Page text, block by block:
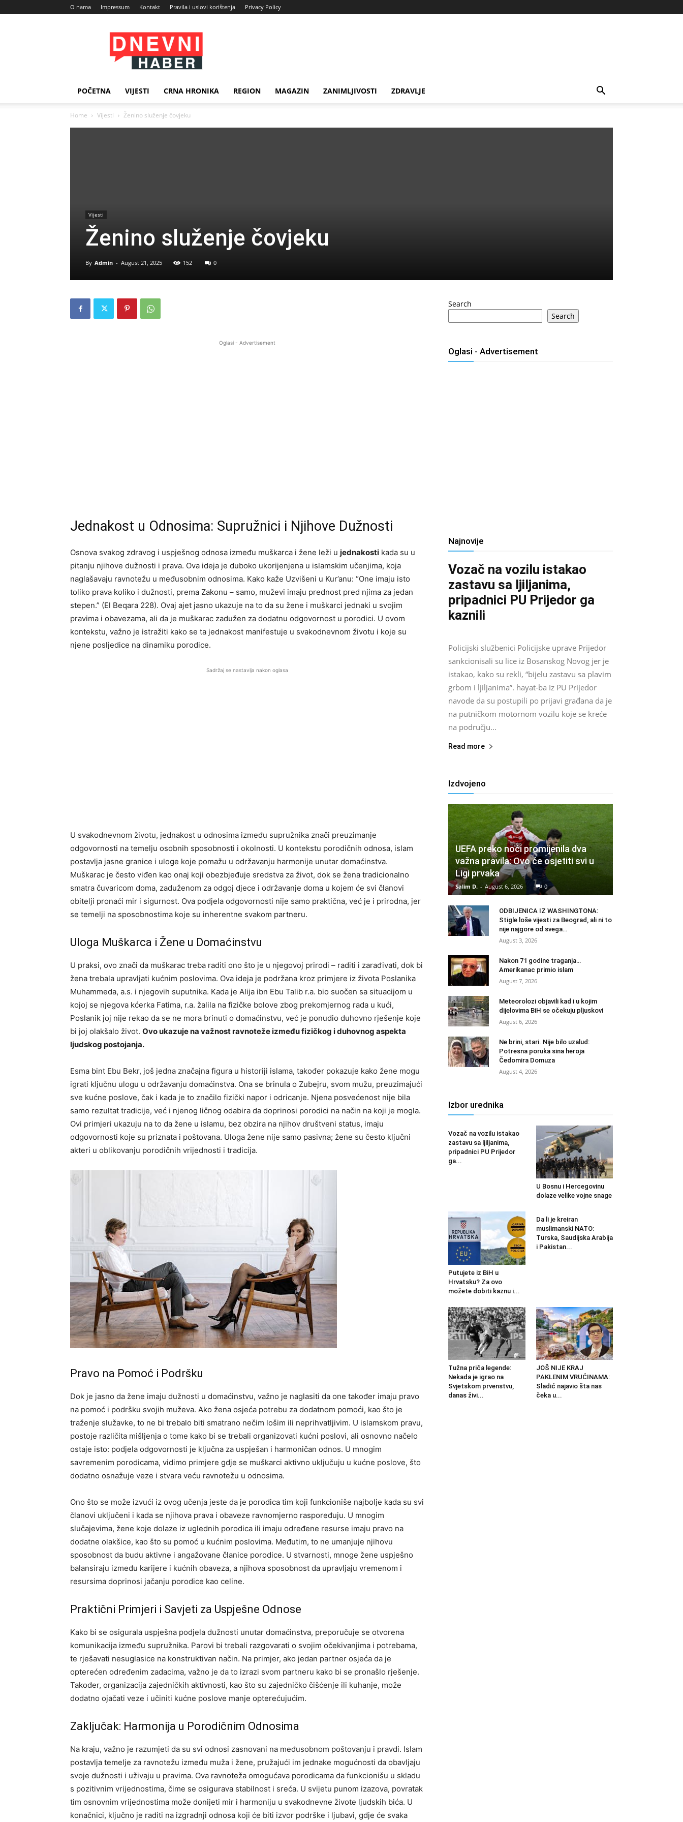
O nama Impressum Kontakt Pravila i uslovi korištenja Privacy Policy
Dnevni
Haber
POČETNA VIJESTI CRNA HRONIKA REGION MAGAZIN ZANIMLJIVOSTI ZDRAVLJE
Home Vijesti Ženino služenje čovjeku
Vijesti
Ženino služenje čovjeku
By Admin - August 21, 2025 152 0
Oglasi - Advertisement
Jednakost u Odnosima: Supružnici i Njihove Dužnosti
Osnova svakog zdravog i uspješnog odnosa između muškarca i žene leži u jednakosti kada su u
pitanju njihove dužnosti i prava. Ova ideja je duboko ukorijenjena u islamskim učenjima, koja
naglašavaju ravnotežu u međusobnim odnosima. Kako kaže Uzvišeni u Kur’anu: “One imaju isto
toliko prava koliko i dužnosti, prema Zakonu – samo, muževi imaju prednost pred njima za jedan
stepen.” (El Beqara 228). Ovaj ajet jasno ukazuje na to da su žene i muškarci jednaki u svojim
pravima i obavezama, ali da je muškarac zadužen za dodatnu odgovornost u porodici. U ovom
kontekstu, važno je istražiti kako se ta jednakost manifestuje u svakodnevnom životu i koje su
njene posljedice na dinamiku porodice.
Sadržaj se nastavlja nakon oglasa
U svakodnevnom životu, jednakost u odnosima između supružnika znači preuzimanje
odgovornosti na temelju osobnih sposobnosti i okolnosti. U kontekstu porodičnih odnosa, islam
postavlja jasne granice i uloge koje pomažu u održavanju harmonije unutar domaćinstva.
Muškarac je često viđen kao onaj koji obezbjeđuje sredstva za život, dok se žena tradicionalno
smatra čuvaricom doma, zaduženom za odgoj djece i održavanje doma u kojem će svi članovi
obitelji pronaći mir i sigurnost. Ova podjela odgovornosti nije samo praktična, već je i prirodna, jer
se temelji na sposobnostima koje su inherentne svakom partneru.
Uloga Muškarca i Žene u Domaćinstvu
U praksi, ovo znači da muškarac treba raditi ono što je u njegovoj prirodi – raditi i zarađivati, dok bi
žena trebala upravljati kućnim poslovima. Ova ideja je podržana kroz primjere iz života Poslanika
Muhammeda, a.s. i njegovih suputnika. Kada je Alija ibn Ebu Talib r.a. bio suočen sa situacijom u
kojoj se njegova kćerka Fatima, r.a. žalila na fizičke bolove zbog prekomjernog rada u kući,
Poslanik joj nije rekao da se ne mora brinuti o domaćinstvu, već je ponudio duhovno rješenje koje
bi joj olakšalo život. Ovo ukazuje na važnost ravnoteže između fizičkog i duhovnog aspekta
ljudskog postojanja.
Esma bint Ebu Bekr, još jedna značajna figura u historiji islama, također pokazuje kako žene mogu
igrati ključnu ulogu u održavanju domaćinstva. Ona se brinula o Zubejru, svom mužu, preuzimajući
sve kućne poslove, čak i kada je to značilo fizički napor i odricanje. Njena posvećenost nije bila
samo rezultat tradicije, već i njenog ličnog odabira da doprinosi porodici na način na koji je mogla.
Ovi primjeri ukazuju na to da žene u islamu, bez obzira na njihov društveni status, imaju
odgovornosti koje su priznata i poštovana. Uloga žene nije samo pasivna; žene su često ključni
akteri u oblikovanju porodičnih vrijednosti i tradicija.
Pravo na Pomoć i Podršku
Dok je jasno da žene imaju dužnosti u domaćinstvu, važno je naglasiti da one također imaju pravo
na pomoć i podršku svojih muževa. Ako žena osjeća potrebu za dodatnom pomoći, kao što je
traženje služavke, to ne bi trebalo biti smatrano nečim lošim ili neprihvatljivim. U islamskom pravu,
postoje različita mišljenja o tome kako bi se trebali organizovati kućni poslovi, ali osnovno načelo
ostaje isto: podjela odgovornosti je ključna za uspješan i harmoničan odnos. U mnogim
savremenim porodicama, vidimo primjere gdje se muškarci aktivno uključuju u kućne poslove, što
dodatno osnažuje veze i stvara veću ravnotežu u odnosima.
Ono što se može izvući iz ovog učenja jeste da je porodica tim koji funkcioniše najbolje kada su svi
članovi uključeni i kada se njihova prava i obaveze ravnomjerno raspoređuju. U mnogim
slučajevima, žene koje dolaze iz uglednih porodica ili imaju određene resurse imaju pravo na
dodatne olakšice, kao što su pomoć u kućnim poslovima. Međutim, to ne umanjuje njihovu
sposobnost da budu aktivne i angažovane članice porodice. U stvarnosti, mnoge žene uspješno
balansiraju između karijere i kućnih obaveza, a njihova sposobnost da upravljaju vremenom i
resursima doprinosi jačanju porodice kao celine.
Praktični Primjeri i Savjeti za Uspješne Odnose
Kako bi se osigurala uspješna podjela dužnosti unutar domaćinstva, preporučuje se otvorena
komunikacija između supružnika. Parovi bi trebali razgovarati o svojim očekivanjima i potrebama,
te rješavati nesuglasice na konstruktivan način. Na primjer, ako jedan partner osjeća da je
opterećen određenim zadacima, važno je da to izrazi svom partneru kako bi se pronašlo rješenje.
Također, organizacija zajedničkih aktivnosti, kao što su zajedničko čišćenje ili kuhanje, može
dodatno ojačati veze i učiniti kućne poslove manje opterećujućim.
Zaključak: Harmonija u Porodičnim Odnosima
Na kraju, važno je razumjeti da su svi odnosi zasnovani na međusobnom poštovanju i pravdi. Islam
postavlja temelje za ravnotežu između muža i žene, pružajući im jednake mogućnosti da obavljaju
svoje dužnosti i uživaju u pravima. Ova ravnoteža omogućava porodicama da funkcionišu u skladu
s pozitivnim vrijednostima, čime se osigurava stabilnost i sreća. U svijetu punom izazova, povratak
tim osnovnim vrijednostima može donijeti mir i harmoniju u svakodnevne živote ljudskih bića. U
konačnici, ključno je raditi na izgradnji odnosa koji će biti izvor podrške i ljubavi, gdje će svaka
Search
Search
Oglasi - Advertisement
Najnovije
Vozač na vozilu istakao
zastavu sa ljiljanima,
pripadnici PU Prijedor ga
kaznili
Salim D. -
Policijski službenici Policijske uprave Prijedor
sankcionisali su lice iz Bosanskog Novog jer je
istakao, kako su rekli, “bijelu zastavu sa plavim
grbom i ljiljanima”. hayat-ba Iz PU Prijedor
navode da su postupili po prijavi građana da je
na putničkom motornom vozilu koje se kreće
na području...
Read more
Izdvojeno
UEFA preko noći promijenila dva
važna pravila: Ovo će osjetiti svi u
Ligi prvaka
Salim D. - August 6, 2026 0
ODBIJENICA IZ WASHINGTONA:
Stigle loše vijesti za Beograd, ali ni to
nije najgore od svega…
August 3, 2026
Nakon 71 godine traganja…
Amerikanac primio islam
August 7, 2026
Meteorolozi objavili kad i u kojim
dijelovima BiH se očekuju pljuskovi
August 6, 2026
Ne brini, stari. Nije bilo uzalud:
Potresna poruka sina heroja
Čedomira Domuza
August 4, 2026
Izbor urednika
Vozač na vozilu istakao
zastavu sa ljiljanima,
pripadnici PU Prijedor
ga...
U Bosnu i Hercegovinu
dolaze velike vojne snage
Putujete iz BiH u
Hrvatsku? Za ovo
možete dobiti kaznu i...
Da li je kreiran
muslimanski NATO:
Turska, Saudijska Arabija
i Pakistan...
Tužna priča legende:
Nekada je igrao na
Svjetskom prvenstvu,
danas živi...
JOŠ NIJE KRAJ
PAKLENIM VRUĆINAMA:
Sladić najavio šta nas
čeka u...